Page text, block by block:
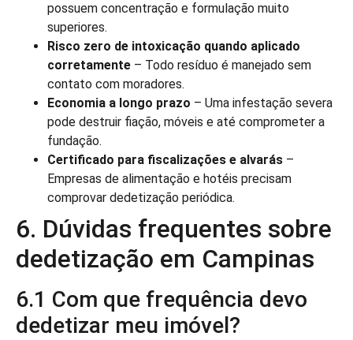
possuem concentração e formulação muito
superiores.
Risco zero de intoxicação quando aplicado
corretamente – Todo resíduo é manejado sem
contato com moradores.
Economia a longo prazo – Uma infestação severa
pode destruir fiação, móveis e até comprometer a
fundação.
Certificado para fiscalizações e alvarás –
Empresas de alimentação e hotéis precisam
comprovar dedetização periódica.
6. Dúvidas frequentes sobre
dedetização em Campinas
6.1 Com que frequência devo
dedetizar meu imóvel?